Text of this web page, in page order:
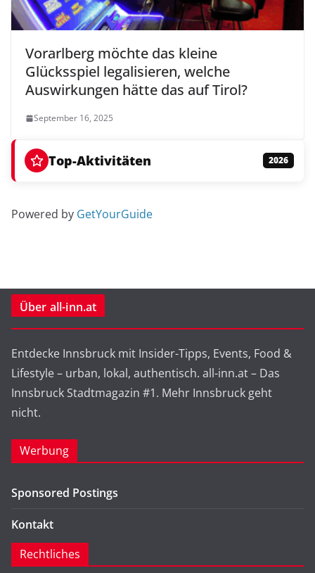
Vorarlberg möchte das kleine
Glücksspiel legalisieren, welche
Auswirkungen hätte das auf Tirol?
September 16, 2025
Top-Aktivitäten 2026
Powered by GetYourGuide
Über all-inn.at
Entdecke Innsbruck mit Insider-Tipps, Events, Food &
Lifestyle – urban, lokal, authentisch. all-inn.at – Das
Innsbruck Stadtmagazin #1. Mehr Innsbruck geht
nicht.
Werbung
Sponsored Postings
Kontakt
Rechtliches